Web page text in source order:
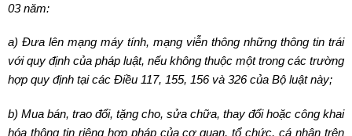
03 năm:
a) Đưa lên mạng máy tính, mạng viễn thông những thông tin trái
với quy định của pháp luật, nếu không thuộc một trong các trường
hợp quy định tại các Điều 117, 155, 156 và 326 của Bộ luật này;
b) Mua bán, trao đổi, tặng cho, sửa chữa, thay đổi hoặc công khai
hóa thông tin riêng hợp pháp của cơ quan, tổ chức, cá nhân trên